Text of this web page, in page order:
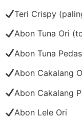
Teri Crispy
Abon Tuna Ori
Abon Tuna Pedas
Abon Cakalang
Abon Cakalang
Abon Lele Ori